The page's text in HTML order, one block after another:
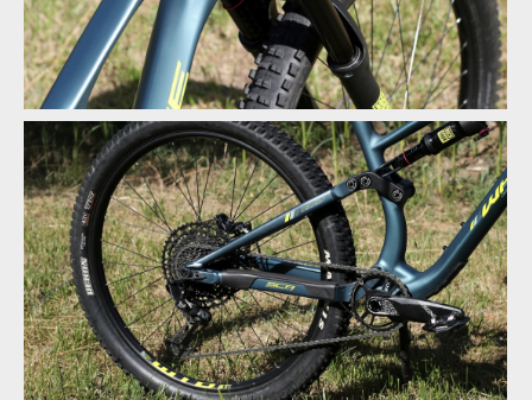
Test: Whyte T130 - trailbike, co si jede ve vlastní kategorii
Test: Whyte T130 - trailbike, co si jede ve vlastní kategorii
Test: Whyte T130 - trailbike, co si jede ve vlastní kategorii
Test: Whyte T130 - trailbike, co si jede ve vlastní kategorii
Test: Whyte T130 - trailbike, co si jede ve vlastní kategorii
Test: Whyte T130 - trailbike, co si jede ve vlastní kategorii